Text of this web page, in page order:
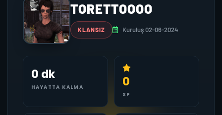
TORETTOOOO
KLANSIZ Kuruluş 02-06-2024
0 dk
HAYATTA KALMA 0
XP